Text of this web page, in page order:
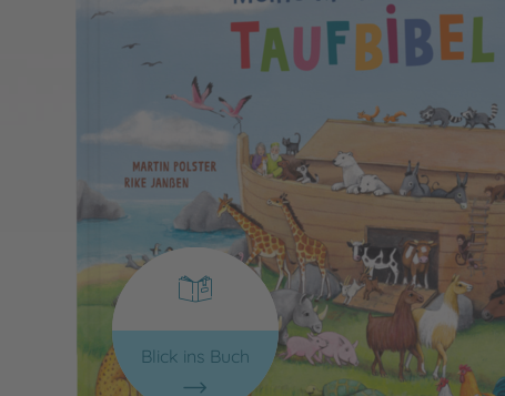
Blick ins Buch